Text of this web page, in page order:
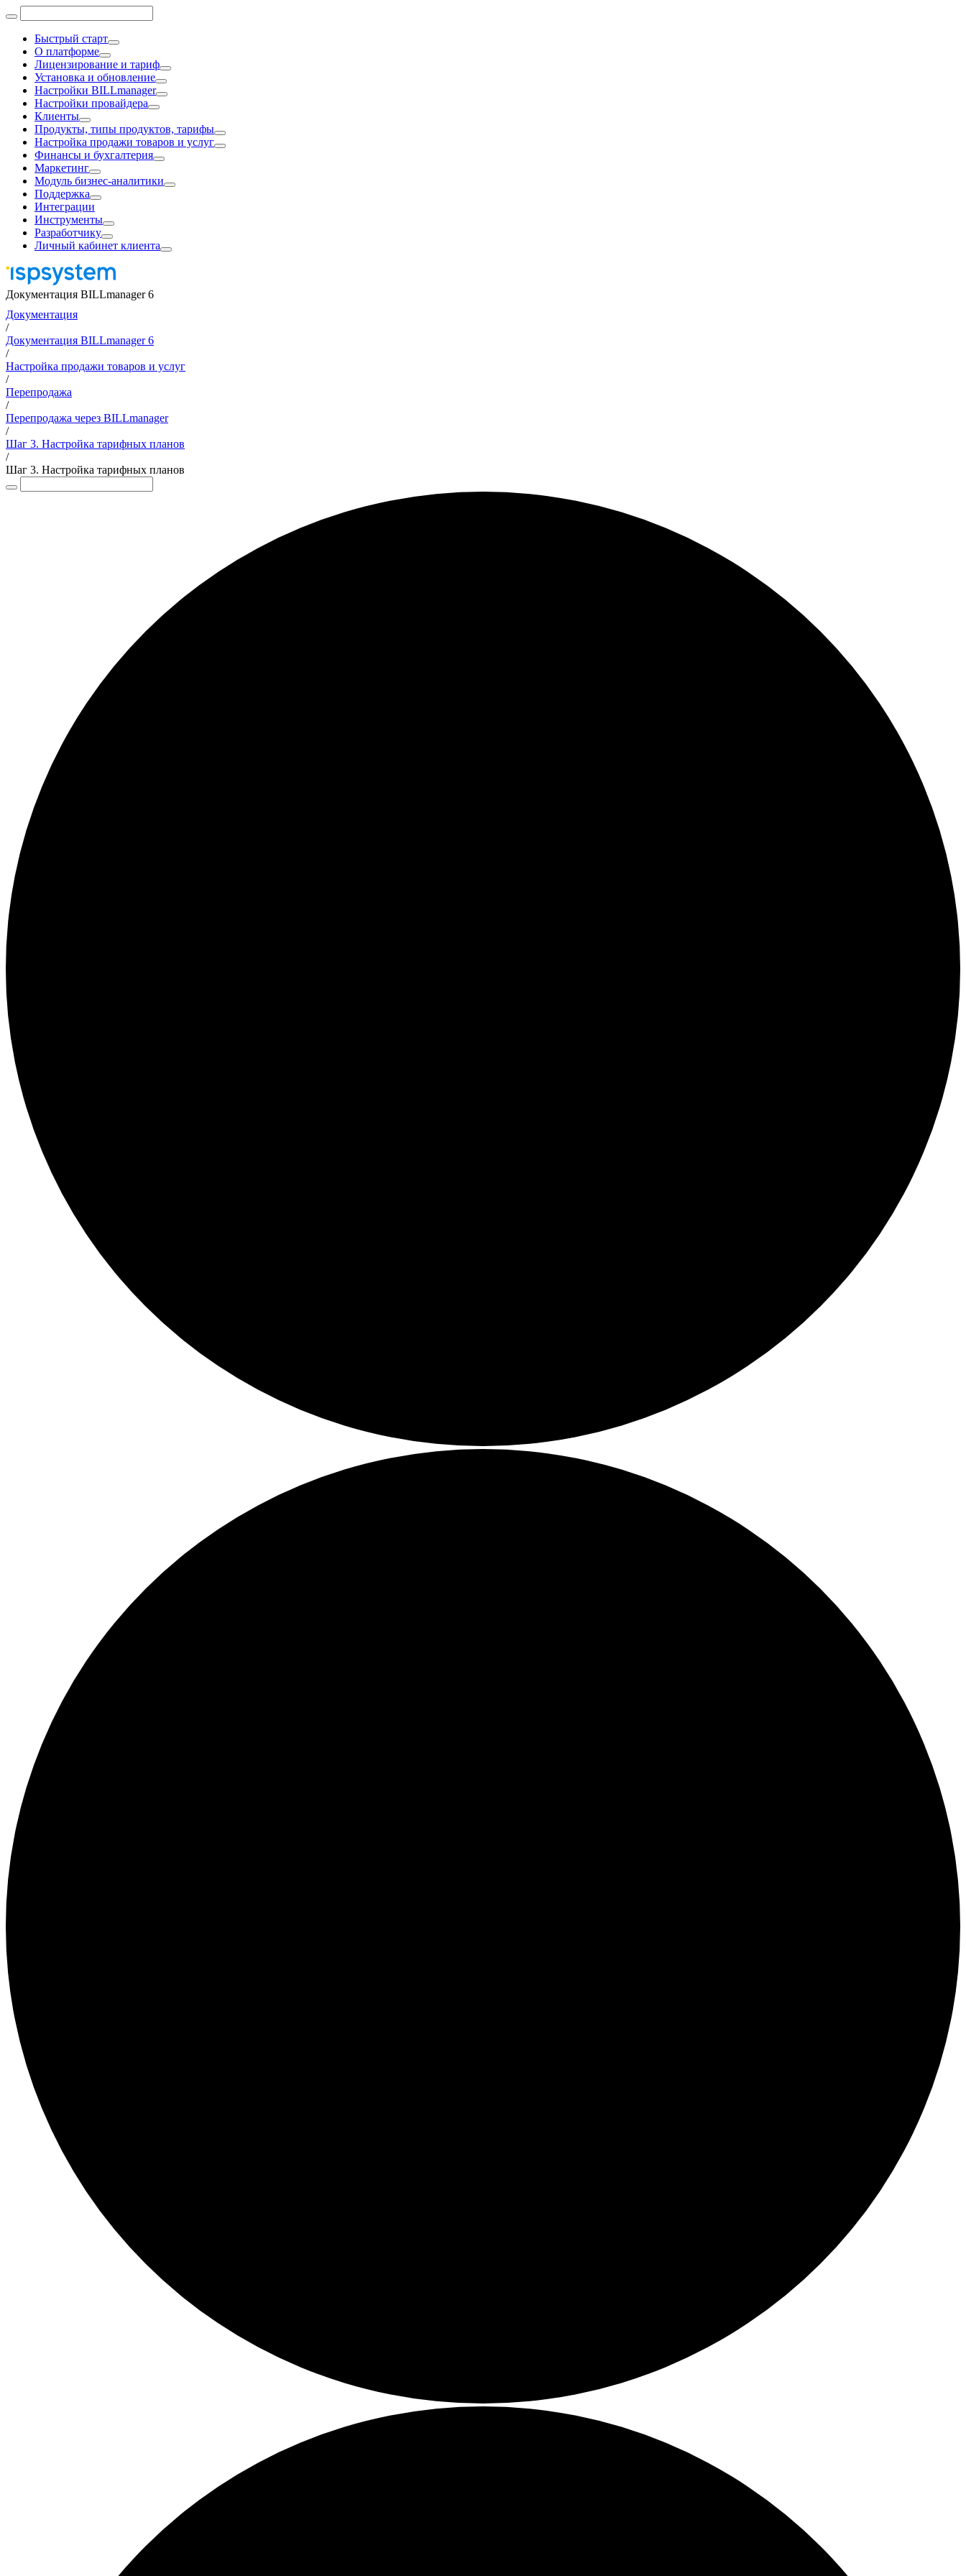
Быстрый старт
О платформе
Лицензирование и тариф
Установка и обновление
Настройки BILLmanager
Настройки провайдера
Клиенты
Продукты, типы продуктов, тарифы
Настройка продажи товаров и услуг
Финансы и бухгалтерия
Маркетинг
Модуль бизнес-аналитики
Поддержка
Интеграции
Инструменты
Разработчику
Личный кабинет клиента
Документация BILLmanager 6
Документация
/
Документация BILLmanager 6
/
Настройка продажи товаров и услуг
/
Перепродажа
/
Перепродажа через BILLmanager
/
Шаг 3. Настройка тарифных планов
/
Шаг 3. Настройка тарифных планов